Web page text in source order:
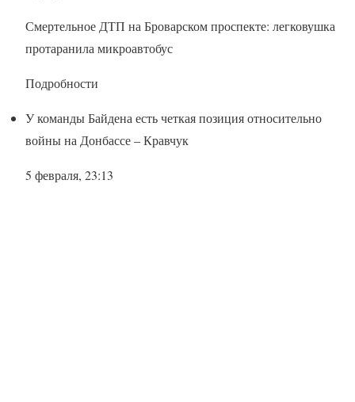
Смертельное ДТП на Броварском проспекте: легковушка
протаранила микроавтобус
Подробности
У команды Байдена есть четкая позиция относительно
войны на Донбассе – Кравчук
5 февраля, 23:13